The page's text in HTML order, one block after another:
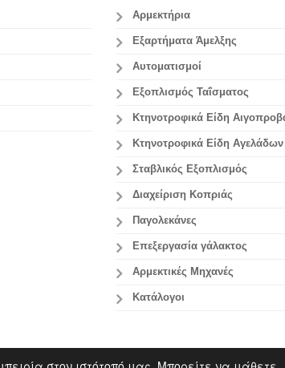
Αρμεκτήρια
Εξαρτήματα Άμελξης
Αυτοματισμοί
Εξοπλισμός Ταΐσματος
Κτηνοτροφικά Είδη
Κτηνοτροφικά Είδη Αγελάδων
Σταβλικός Εξοπλισμός
Διαχείριση Κοπριάς
Παγολεκάνες
Επεξεργασία γάλακτος
Aρμεκτικές Μηχανές
Κατάλογοι